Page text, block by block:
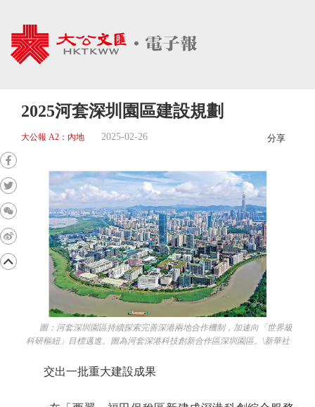
2025河套深圳園區建設規劃
大公報 A2：內地 2025-02-26 分享
圖：河套深圳園區持續探索完善深港兩地合作機制，加速向「世界級
科研樞紐」目標邁進。圖為河套深港科技創新合作區深圳園區。\新華社
交出一批重大建設成果